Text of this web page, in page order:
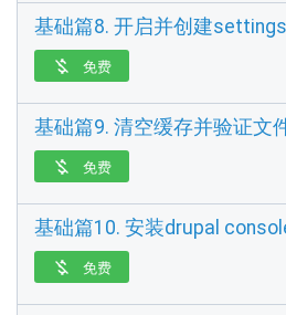
基础篇8. 开启并创建
 免费
基础篇9. 清空缓存并验证文
 免费
基础篇10. 安装drupal
 免费